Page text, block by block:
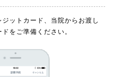
ットカード、当院からお渡し
をご準備ください。